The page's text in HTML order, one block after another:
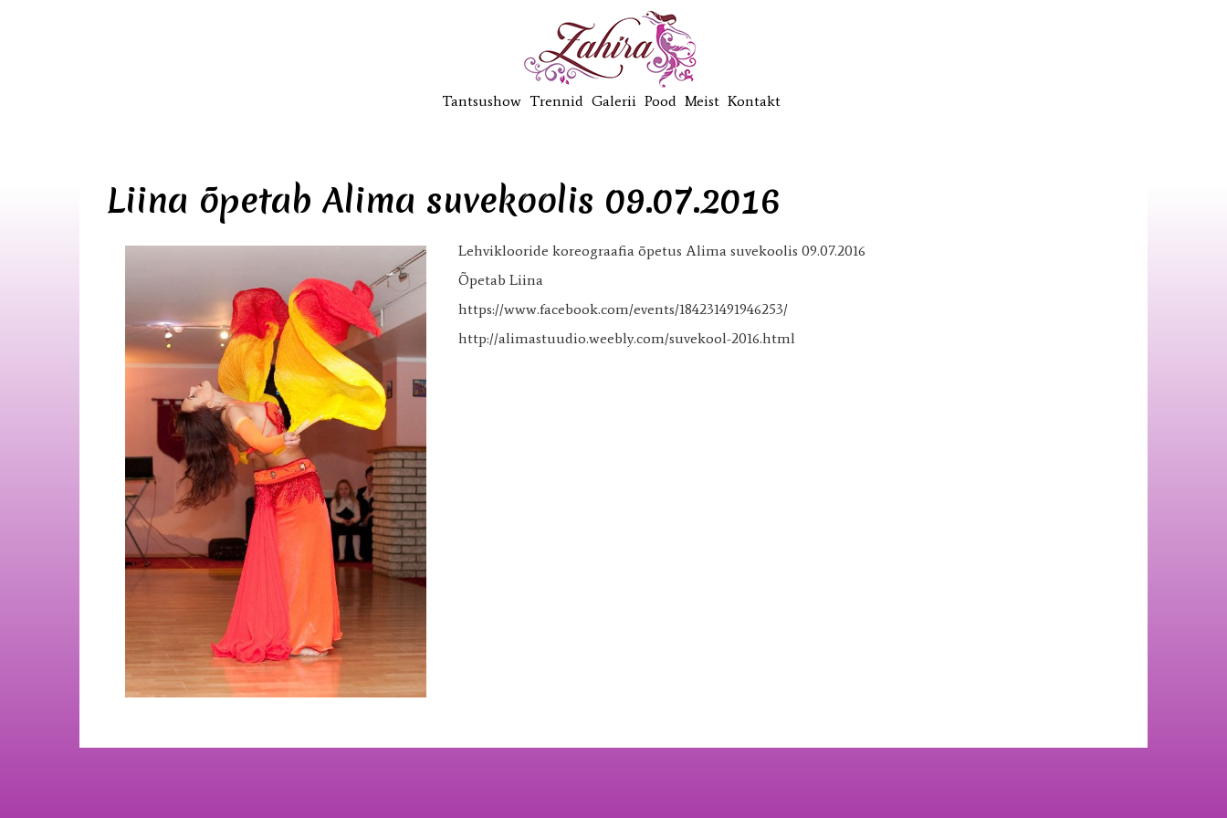
Tantsushow Trennid Galerii Pood Meist Kontakt
Liina õpetab Alima suvekoolis 09.07.2016
Lehviklooride koreograafia õpetus Alima suvekoolis 09.07.2016
Õpetab Liina
https://www.facebook.com/events/184231491946253/
http://alimastuudio.weebly.com/suvekool-2016.html